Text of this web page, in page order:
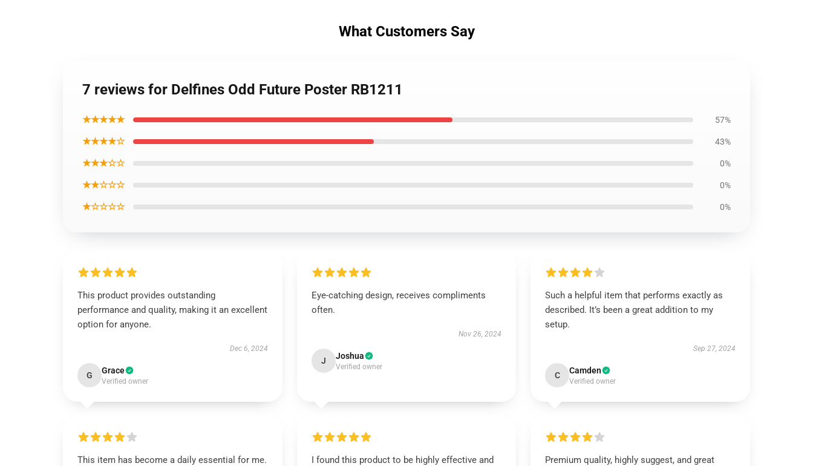
What Customers Say
7 reviews for Delfines Odd Future Poster RB1211
★★★★★ 57%
★★★★☆ 43%
★★★☆☆ 0%
★★☆☆☆ 0%
★☆☆☆☆ 0%
This product provides outstanding
performance and quality, making it an excellent
option for anyone.
Dec 6, 2024
G Grace
Verified owner
Eye-catching design, receives compliments
often.
Nov 26, 2024
J Joshua
Verified owner
Such a helpful item that performs exactly as
described. It’s been a great addition to my
setup.
Sep 27, 2024
C Camden
Verified owner
This item has become a daily essential for me.
I found this product to be highly effective and
Premium quality, highly suggest, and great